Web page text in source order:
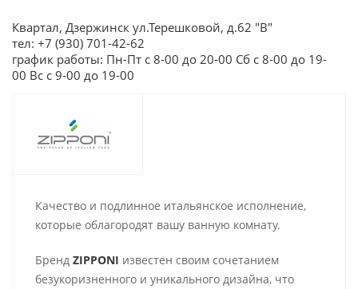
Квартал, Дзержинск ул.Терешковой, д.62 "В"
тел: +7 (930) 701-42-62
график работы: Пн-Пт с 8-00 до 20-00 Сб с 8-00 до 19-
00 Вс с 9-00 до 19-00
Качество и подлинное итальянское исполнение,
которые облагородят вашу ванную комнату.
Бренд ZIPPONI известен своим сочетанием
безукоризненного и уникального дизайна, что